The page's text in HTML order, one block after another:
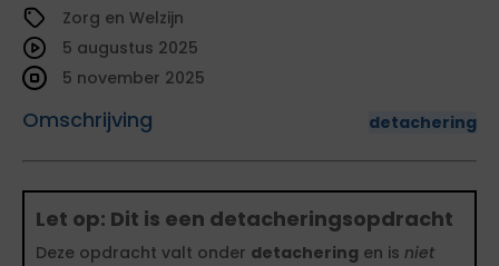
Zorg en Welzijn
Omschrijving detachering
5 augustus 2025
5 november 2025
Let op: Dit is een detacheringsopdracht
Deze opdracht valt onder detachering en is niet